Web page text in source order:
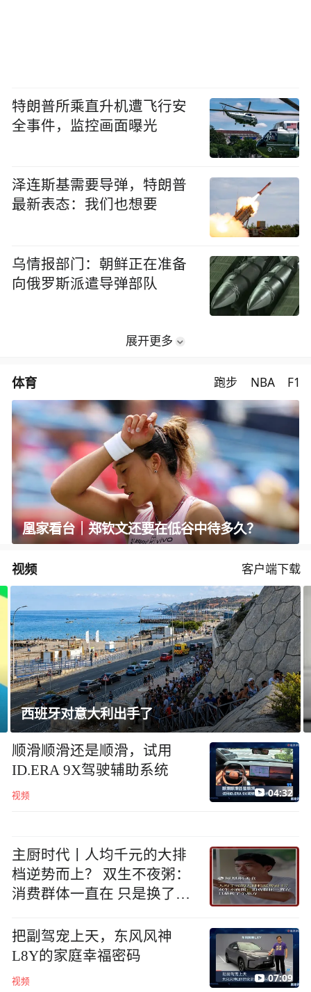
特朗普所乘直升机遭飞行安
全事件，监控画面曝光
泽连斯基需要导弹，特朗普
最新表态：我们也想要
乌情报部门：朝鲜正在准备
向俄罗斯派遣导弹部队
展开更多
体育 跑步 NBA F1
凰家看台｜郑钦文还要在低谷中待多久？
视频 客户端下载
日媒曝防卫省预算创新高，将采购部署大量无
人机
顺滑顺滑还是顺滑，试用
ID.ERA 9X驾驶辅助系统
视频 04:32
主厨时代丨人均千元的大排
档逆势而上？ 双生不夜粥：
消费群体一直在 只是换了个
把副驾宠上天，东风风神
L8Y的家庭幸福密码
视频 07:09